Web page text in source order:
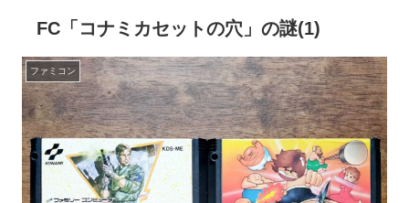
FC「コナミカセットの穴」の謎(1)
ファミコン